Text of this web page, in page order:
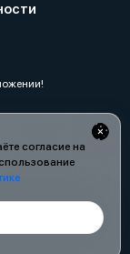
согласие на